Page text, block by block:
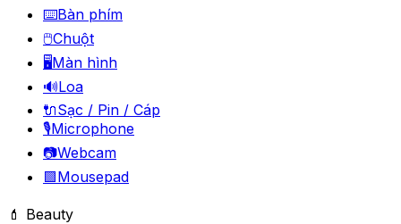
⌨️Bàn phím
🖱️Chuột
🖥️Màn hình
🔊Loa
🔌Sạc / Pin / Cáp
🎙️Microphone
📷Webcam
🟪Mousepad
💄 Beauty